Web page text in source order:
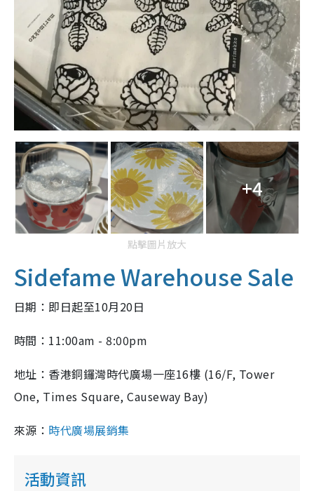
+4
點擊圖片放大
Sidefame Warehouse Sale
日期： 即日起至10月20日
時間：11:00am - 8:00pm
地址： 香港銅鑼灣時代廣場一座16樓 (16/F, Tower
One, Times Square, Causeway Bay)
來源： 時代廣場展銷集
活動資訊